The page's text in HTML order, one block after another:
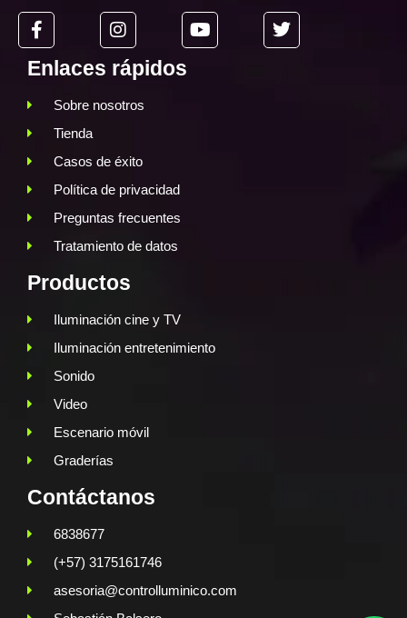
Enlaces rápidos
Sobre nosotros
Tienda
Casos de éxito
Política de privacidad
Preguntas frecuentes
Tratamiento de datos
Productos
Iluminación cine y TV
Iluminación entretenimiento
Sonido
Video
Escenario móvil
Graderías
Contáctanos
6838677
(+57) 3175161746
asesoria@controlluminico.com